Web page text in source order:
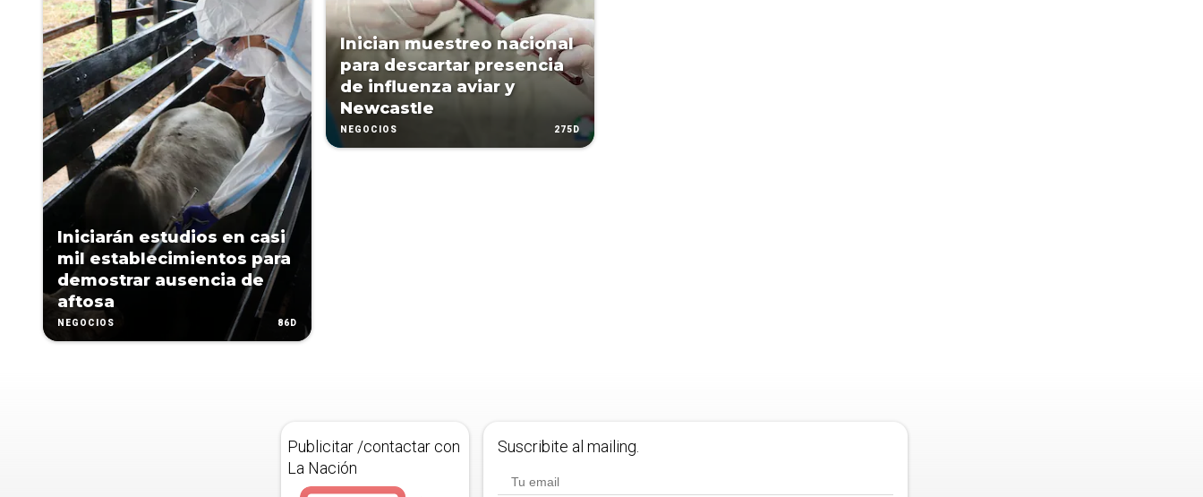
Iniciarán estudios en casi
mil establecimientos para
demostrar ausencia de
aftosa
NEGOCIOS 86D
Inician muestreo nacional
para descartar presencia
de influenza aviar y
Newcastle
NEGOCIOS 275D
Publicitar /contactar con
La Nación
Suscribite al mailing.